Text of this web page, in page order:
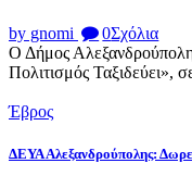
by gnomi 0Σχόλια
Ο Δήμος
Πολιτισμός Ταξιδεύει»,
Έβρος
ΔΕΥΑ Αλεξανδρούπολης: